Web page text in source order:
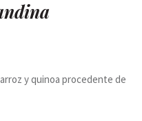
y quinoa procedente de